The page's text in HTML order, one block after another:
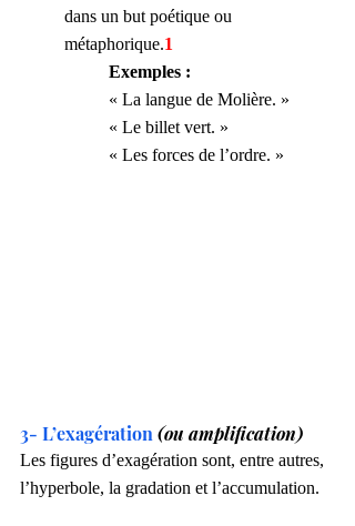
dans un but poétique ou
métaphorique.1
Exemples :
« La langue de Molière. »
« Le billet vert. »
« Les forces de l’ordre. »
3- L’exagération (ou amplification)
Les figures d’exagération sont, entre autres,
l’hyperbole, la gradation et l’accumulation.